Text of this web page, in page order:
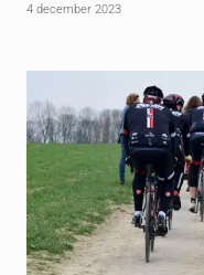
4 december 2023